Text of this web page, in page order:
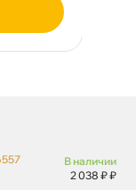
наличии
2 038 ₽ ₽